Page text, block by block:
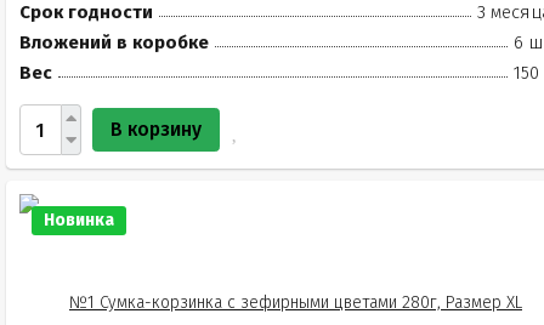
Срок годности
3
Вложений в коробке
6
Вес
150
В корзину
Новинка